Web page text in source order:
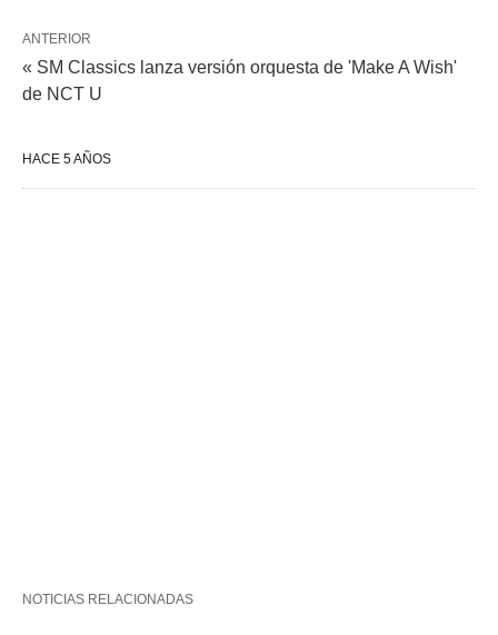
ANTERIOR
« SM Classics lanza versión orquesta de 'Make A Wish'
de NCT U
HACE 5 AÑOS
NOTICIAS RELACIONADAS